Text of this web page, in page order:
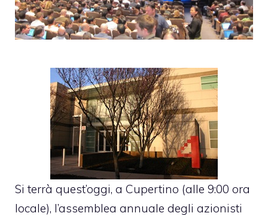
Si terrà quest’oggi, a Cupertino (alle 9:00 ora
locale), l’assemblea annuale degli azionisti